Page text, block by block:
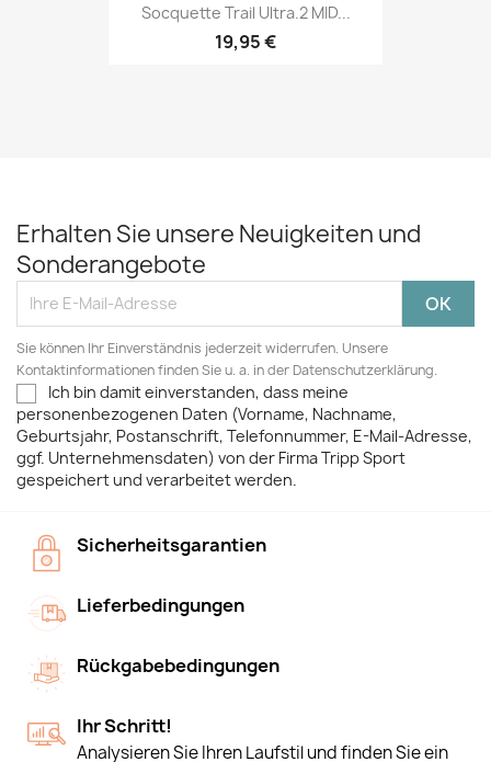
Socquette Trail Ultra.2 MID...
19,95 €
Erhalten Sie unsere Neuigkeiten und
Sonderangebote
Sie können Ihr Einverständnis jederzeit widerrufen. Unsere
Kontaktinformationen finden Sie u. a. in der Datenschutzerklärung.
Ich bin damit einverstanden, dass meine
personenbezogenen Daten (Vorname, Nachname,
Geburtsjahr, Postanschrift, Telefonnummer, E-Mail-Adresse,
ggf. Unternehmensdaten) von der Firma Tripp Sport
gespeichert und verarbeitet werden.
Sicherheitsgarantien
Lieferbedingungen
Rückgabebedingungen
Ihr Schritt!
Analysieren Sie Ihren Laufstil und finden Sie ein